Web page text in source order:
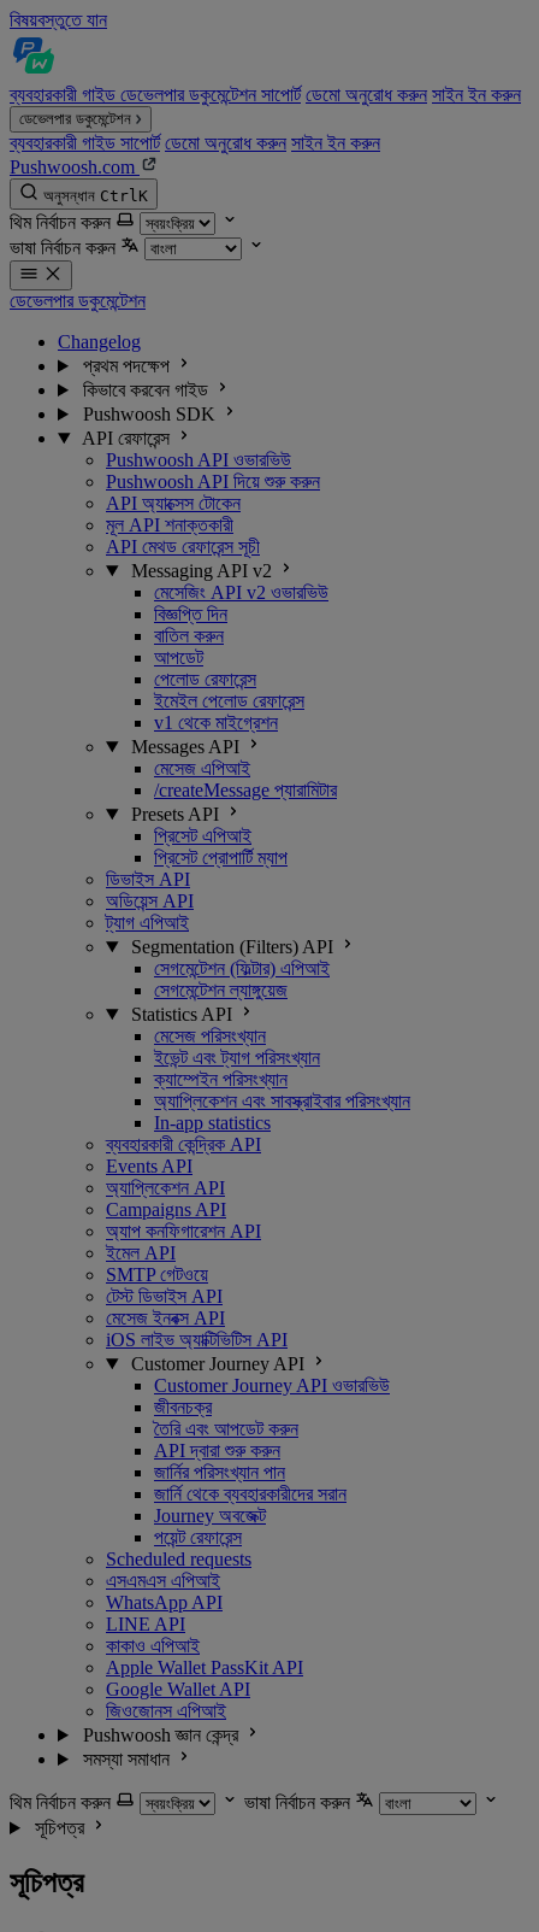
বিষয়বস্তুতে যান
ব্যবহারকারী গাইড ডেভেলপার ডকুমেন্টেশন সাপোর্ট ডেমো অনুরোধ করুন সাইন ইন করুন
ডেভেলপার ডকুমেন্টেশন
ব্যবহারকারী গাইড সাপোর্ট ডেমো অনুরোধ করুন সাইন ইন করুন
Pushwoosh.com
অনুসন্ধান CtrlK
থিম নির্বাচন করুন
ভাষা নির্বাচন করুন
ডেভেলপার ডকুমেন্টেশন
Changelog
প্রথম পদক্ষেপ
কিভাবে করবেন গাইড
Pushwoosh SDK
API রেফারেন্স
Pushwoosh API ওভারভিউ
Pushwoosh API দিয়ে শুরু করুন
API অ্যাক্সেস টোকেন
মূল API শনাক্তকারী
API মেথড রেফারেন্স সূচী
Messaging API v2
মেসেজিং API v2 ওভারভিউ
বিজ্ঞপ্তি দিন
বাতিল করুন
আপডেট
পেলোড রেফারেন্স
ইমেইল পেলোড রেফারেন্স
v1 থেকে মাইগ্রেশন
Messages API
মেসেজ এপিআই
/createMessage প্যারামিটার
Presets API
প্রিসেট এপিআই
প্রিসেট প্রোপার্টি ম্যাপ
ডিভাইস API
অডিয়েন্স API
ট্যাগ এপিআই
Segmentation (Filters) API
সেগমেন্টেশন (ফিল্টার) এপিআই
সেগমেন্টেশন ল্যাঙ্গুয়েজ
Statistics API
মেসেজ পরিসংখ্যান
ইভেন্ট এবং ট্যাগ পরিসংখ্যান
ক্যাম্পেইন পরিসংখ্যান
অ্যাপ্লিকেশন এবং সাবস্ক্রাইবার পরিসংখ্যান
In-app statistics
ব্যবহারকারী কেন্দ্রিক API
Events API
অ্যাপ্লিকেশন API
Campaigns API
অ্যাপ কনফিগারেশন API
ইমেল API
SMTP গেটওয়ে
টেস্ট ডিভাইস API
মেসেজ ইনবক্স API
iOS লাইভ অ্যাক্টিভিটিস API
Customer Journey API
Customer Journey API ওভারভিউ
জীবনচক্র
তৈরি এবং আপডেট করুন
API দ্বারা শুরু করুন
জার্নির পরিসংখ্যান পান
জার্নি থেকে ব্যবহারকারীদের সরান
Journey অবজেক্ট
পয়েন্ট রেফারেন্স
Scheduled requests
এসএমএস এপিআই
WhatsApp API
LINE API
কাকাও এপিআই
Apple Wallet PassKit API
Google Wallet API
জিওজোনস এপিআই
Pushwoosh জ্ঞান কেন্দ্র
সমস্যা সমাধান
থিম নির্বাচন করুন
ভাষা নির্বাচন করুন
সূচিপত্র
সূচিপত্র